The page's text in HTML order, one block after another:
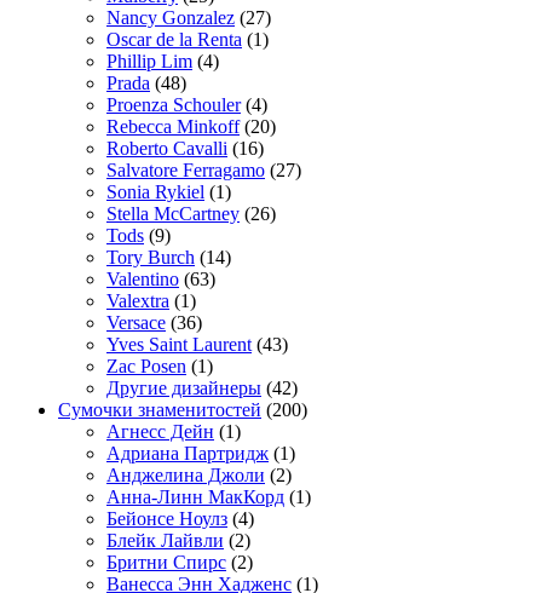
Nancy Gonzalez (27)
Oscar de la Renta (1)
Phillip Lim (4)
Prada (48)
Proenza Schouler(4)
Rebecca Minkoff(20)
Roberto Cavalli (16)
Salvatore Ferragamo (27)
Sonia Rykiel (1)
Stella McCartney (26)
Tods (9)
Tory Burch (14)
Valentino (63)
Valextra (1)
Versace (36)
Yves Saint Laurent (43)
Zac Posen (1)
Другие дизайнеры (42)
Сумочки знаменитостей (200)
Агнесс Дейн (1)
Адриана Партридж (1)
Анджелина Джоли (2)
Анна-Линн МакКорд (1)
Бейонсе Ноулз (4)
Блейк Лайвли (2)
Бритни Спирс (2)
Ванесса Энн Хадженс (1)